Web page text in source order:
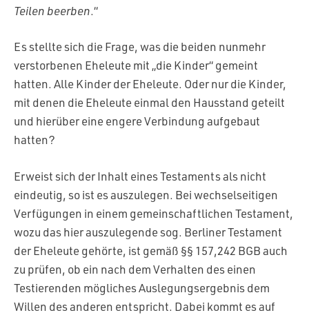
Teilen beerben.“
Es stellte sich die Frage, was die beiden nunmehr
verstorbenen Eheleute mit „die Kinder“ gemeint
hatten. Alle Kinder der Eheleute. Oder nur die Kinder,
mit denen die Eheleute einmal den Hausstand geteilt
und hierüber eine engere Verbindung aufgebaut
hatten?
Erweist sich der Inhalt eines Testaments als nicht
eindeutig, so ist es auszulegen. Bei wechselseitigen
Verfügungen in einem gemeinschaftlichen Testament,
wozu das hier auszulegende sog. Berliner Testament
der Eheleute gehörte, ist gemäß §§ 157,242 BGB auch
zu prüfen, ob ein nach dem Verhalten des einen
Testierenden mögliches Auslegungsergebnis dem
Willen des anderen entspricht. Dabei kommt es auf